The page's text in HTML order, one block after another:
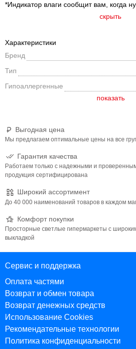
*Индикатор влаги сообщит вам, когда
скрыть
Выгодная цена
Мы предлагаем оптимальные цены на все
Гарантия качества
Работаем только с надежными и
продукция сертифицирована
Широкий ассортимент
До 40 000 наименований товаров в каждом
Комфорт покупки
Просторные светлые гипермаркеты с
выкладкой
Характеристики
Бренд
Тип
Гипоаллергенные
Сервис и поддержка
Оплата частями
Возврат и обмен товара
Возврат денежных средств
Использование Cookies
Рекомендательные технологии
Политика конфиденциальности